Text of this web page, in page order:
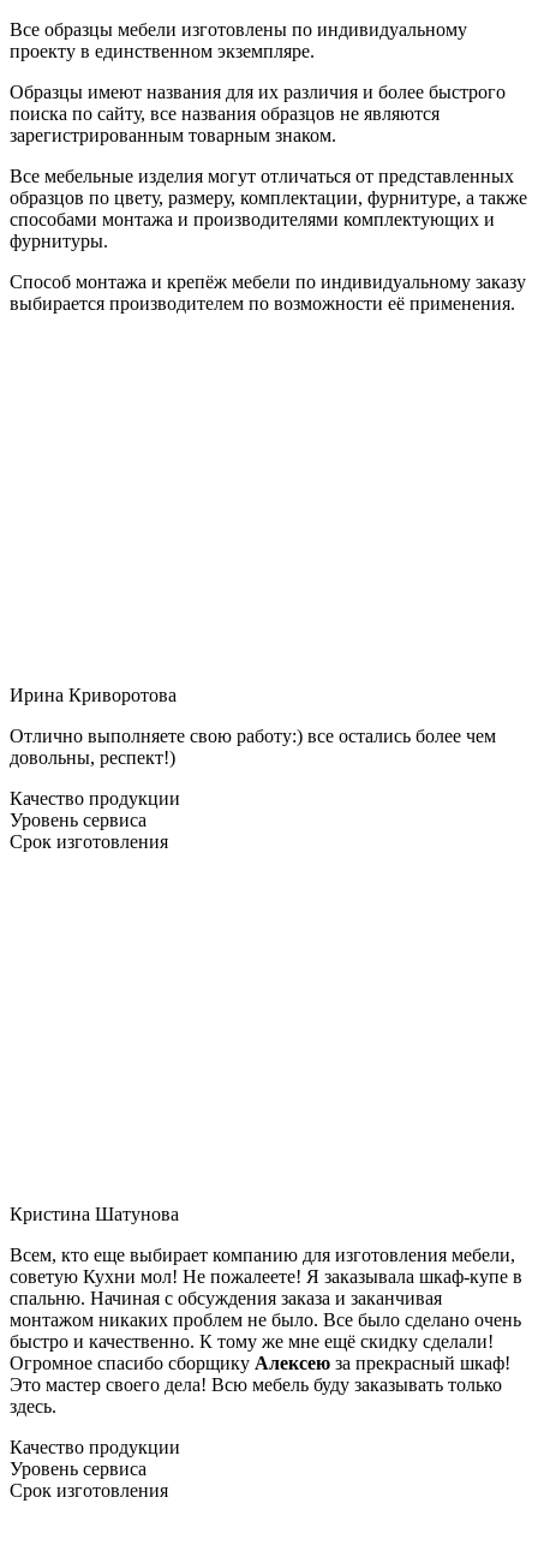
Все образцы мебели изготовлены по индивидуальному
проекту в единственном экземпляре.
Образцы имеют названия для их различия и более быстрого
поиска по сайту, все названия образцов не являются
зарегистрированным товарным знаком.
Все мебельные изделия могут отличаться от представленных
образцов по цвету, размеру, комплектации, фурнитуре, а также
способами монтажа и производителями комплектующих и
фурнитуры.
Способ монтажа и крепёж мебели по индивидуальному заказу
выбирается производителем по возможности её применения.
Ирина Криворотова
Отлично выполняете свою работу:) все остались более чем
довольны, респект!)
Качество продукции
Уровень сервиса
Срок изготовления
Кристина Шатунова
Всем, кто еще выбирает компанию для изготовления мебели,
советую Кухни мол! Не пожалеете! Я заказывала шкаф-купе в
спальню. Начиная с обсуждения заказа и заканчивая
монтажом никаких проблем не было. Все было сделано очень
быстро и качественно. К тому же мне ещё скидку сделали!
Огромное спасибо сборщику Алексею за прекрасный шкаф!
Это мастер своего дела! Всю мебель буду заказывать только
здесь.
Качество продукции
Уровень сервиса
Срок изготовления